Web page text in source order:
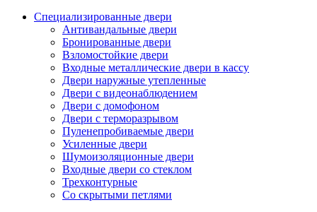
Специализированные двери
Антивандальные двери
Бронированные двери
Взломостойкие двери
Входные металлические двери в кассу
Двери наружные утепленные
Двери с видеонаблюдением
Двери с домофоном
Двери с терморазрывом
Пуленепробиваемые двери
Усиленные двери
Шумоизоляционные двери
Входные двери со стеклом
Трехконтурные
Со скрытыми петлями